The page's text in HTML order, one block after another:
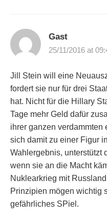
Gast
25/11/2016 at
Jill Stein will eine
fordert sie nur für drei
hat. Nicht für die Hillary
Tage mehr Geld dafür
ihrer ganzen
sich damit zu einer Figur
Wahlergebnis, unterstützt
wenn sie an die Macht
Nuklearkrieg mit
Prinzipien mögen wichtig
gefährliches SPiel.